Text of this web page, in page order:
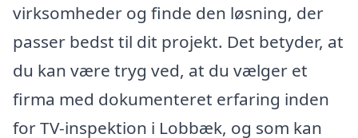
virksomheder og finde den løsning, der
passer bedst til dit projekt. Det betyder, at
du kan være tryg ved, at du vælger et
firma med dokumenteret erfaring inden
for TV-inspektion i Lobbæk, og som kan